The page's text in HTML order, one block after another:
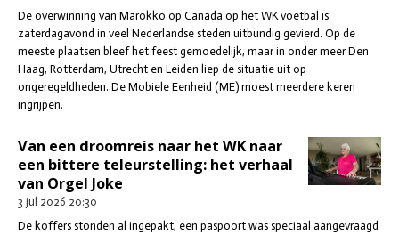
De overwinning van Marokko op Canada op het WK voetbal is
zaterdagavond in veel Nederlandse steden uitbundig gevierd. Op de
meeste plaatsen bleef het feest gemoedelijk, maar in onder meer Den
Haag, Rotterdam, Utrecht en Leiden liep de situatie uit op
ongeregeldheden. De Mobiele Eenheid (ME) moest meerdere keren
ingrijpen.
Van een droomreis naar het WK naar
een bittere teleurstelling: het verhaal
van Orgel Joke
3 jul 2026 20:30
De koffers stonden al ingepakt, een paspoort was speciaal aangevraagd